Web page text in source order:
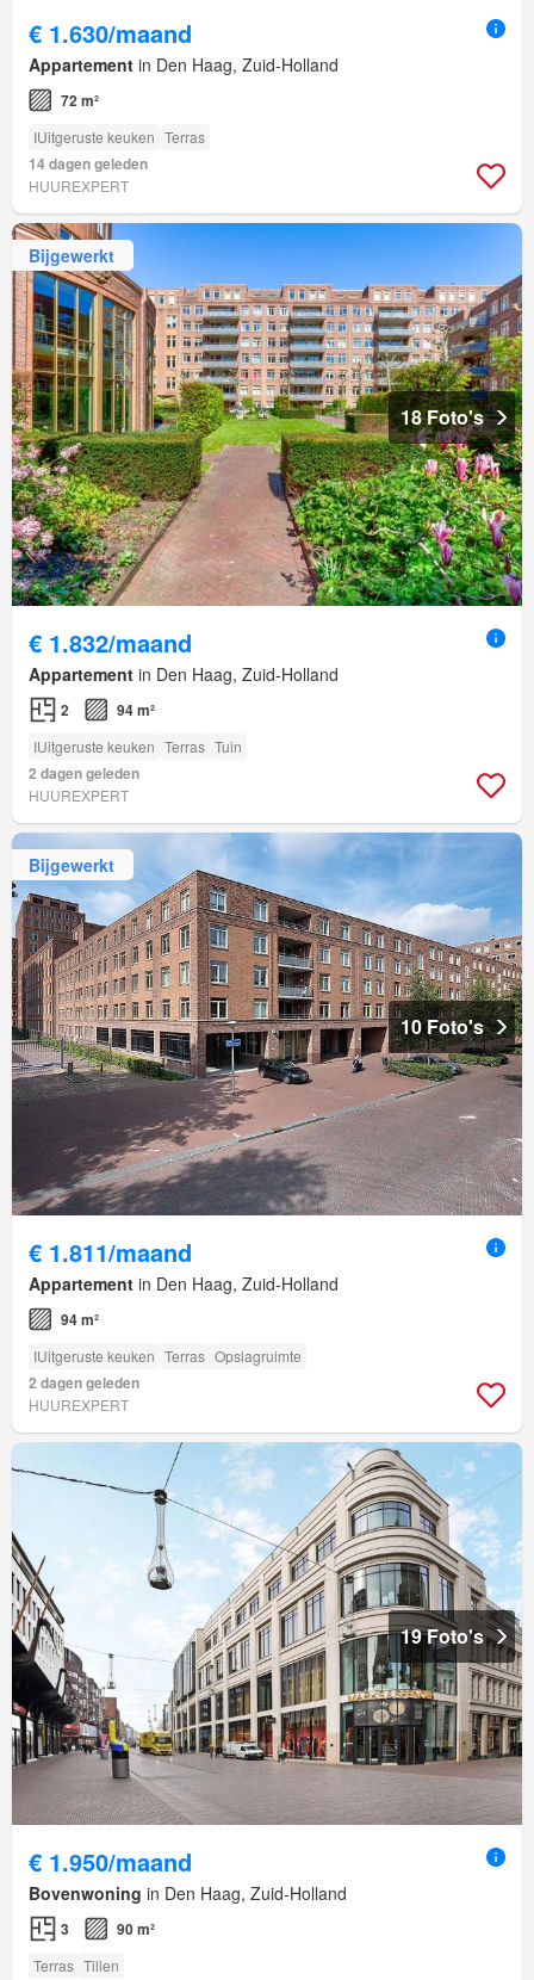
€ 1.630/maand
Appartement in Den Haag, Zuid-Holland
72 m²
IUitgeruste keuken Terras
14 dagen geleden
HUUREXPERT
Bijgewerkt
18 Foto's
€ 1.832/maand
Appartement in Den Haag, Zuid-Holland
2 94 m²
IUitgeruste keuken Terras Tuin
2 dagen geleden
HUUREXPERT
Bijgewerkt
10 Foto's
€ 1.811/maand
Appartement in Den Haag, Zuid-Holland
94 m²
IUitgeruste keuken Terras Opslagruimte
2 dagen geleden
HUUREXPERT
19 Foto's
€ 1.950/maand
Bovenwoning in Den Haag, Zuid-Holland
3 90 m²
Terras Tillen